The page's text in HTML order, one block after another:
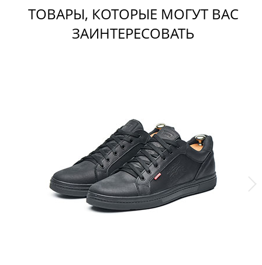
ТОВАРЫ, КОТОРЫЕ МОГУТ ВАС
ЗАИНТЕРЕСОВАТЬ